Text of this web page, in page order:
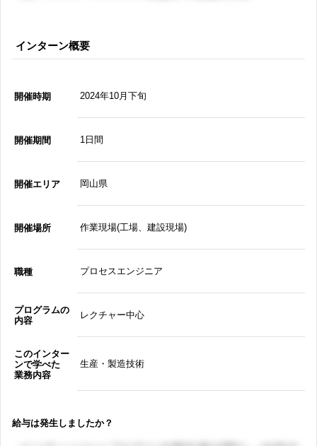
インターン概要
開催時期 2024年10月下旬
開催期間 1日間
開催エリア 岡山県
開催場所 作業現場(工場、建設現場)
職種 プロセスエンジニア
プログラムの
内容
レクチャー中心
このインター
ンで学べた
業務内容
生産・製造技術
給与は発生しましたか？